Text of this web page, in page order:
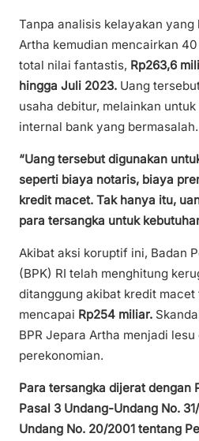
Tanpa analisis kelayakan yang
Artha kemudian mencairkan
total nilai fantastis, Rp263,6
hingga Juli 2023. Uang
usaha debitur, melainkan
internal bank yang bermasalah.
“Uang tersebut digunakan
seperti biaya notaris, biaya
kredit macet. Tak hanya itu,
para tersangka untuk
Akibat aksi koruptif ini, Badan
(BPK) RI telah menghitung
ditanggung akibat kredit macet
mencapai Rp254 miliar.
BPR Jepara Artha menjadi
perekonomian.
Para tersangka dijerat dengan
Pasal 3 Undang-Undang No.
Undang No. 20/2001 tentang